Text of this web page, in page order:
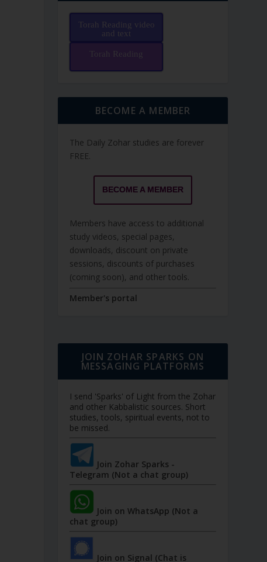
Torah Reading video
and text
Torah Reading
BECOME A MEMBER
The Daily Zohar studies are forever
FREE.
BECOME A MEMBER
Members have access to additional
study videos, special pages,
downloads, discount on private
sessions, discounts of purchases
(coming soon), and other tools.
Member's portal
JOIN ZOHAR SPARKS ON
MESSAGING PLATFORMS
I send 'Sparks' of Light from the Zohar
and other Kabbalistic sources. Short
studies, tools, spiritual events, not to
be missed.
Join Zohar Sparks -
Telegram (Not a chat group)
Join on WhatsApp (Not a
chat group)
Join on Signal (Chat is